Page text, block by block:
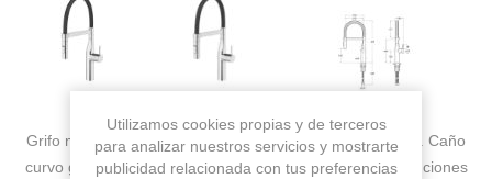
Grifo monomando para fregadero GLERA PRO cromado. Caño
curvo giratorio caucho negro con ducha extraíble dos funciones
Utilizamos cookies propias y de terceros
para analizar nuestros servicios y mostrarte
publicidad relacionada con tus preferencias